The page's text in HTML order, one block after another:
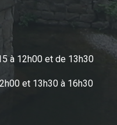
à 12h00 et de 13h30
et 13h30 à 16h30